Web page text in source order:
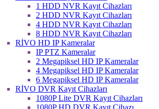
1 HDD NVR Kayıt Cihazları
2 HDD NVR Kayıt Cihazları
4 HDD NVR Kayıt Cihazları
8 HDD NVR Kayıt Cihazları
RİVO HD IP Kameralar
IP PTZ Kameralar
2 Megapiksel HD IP Kameralar
4 Megapiksel HD IP Kameralar
6 Megapiksel HD IP Kameralar
RİVO DVR Kayıt Cihazları
1080P Lite DVR Kayıt Cihazları
1080P HD DVR Kayıt Cihazı